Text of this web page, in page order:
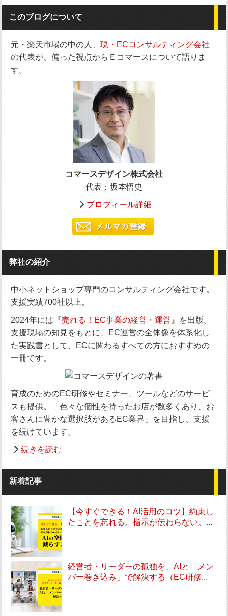
このブログについて
元・楽天市場の中の人、現・ECコンサルティング会社
の代表が、偏った視点からＥコマースについて語りま
す。
コマースデザイン株式会社
代表：坂本悟史
プロフィール詳細
弊社の紹介
中小ネットショップ専門のコンサルティング会社です。
支援実績700社以上。
2024年には『売れる！EC事業の経営・運営 』を出版。
支援現場の知見をもとに、EC運営の全体像を体系化し
た実践書として、ECに関わるすべての方におすすめの
一冊です。
育成のためのEC研修やセミナー、ツールなどのサービ
スも提供。「色々な個性を持ったお店が数多くあり、お
客さんに豊かな選択肢があるEC業界」を目指し、支援
を続けています。
続きを読む
新着記事
【今すぐできる！AI活用のコツ】約束し
たことを忘れる。指示が伝わらない。...
経営者・リーダーの孤独を、AIと「メン
バー巻き込み」で解決する（EC研修...